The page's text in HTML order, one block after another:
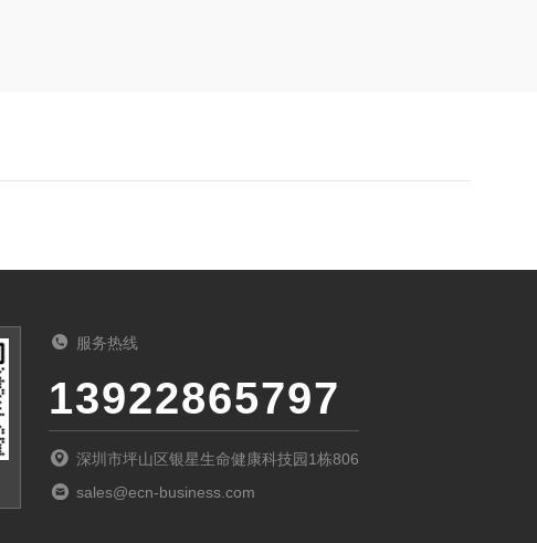
服务热线
13922865797
深圳市坪山区银星生命健康科技园1栋806
sales@ecn-business.com